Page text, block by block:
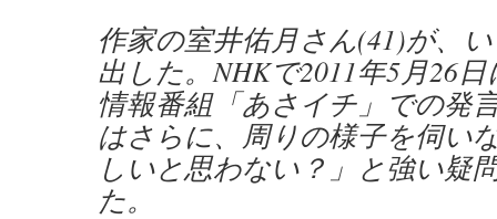
作家の室井佑月さん(41)が、
出した。NHKで2011年5月26
情報番組「あさイチ」での発
はさらに、周りの様子を伺い
しいと思わない？」と強い疑
た。